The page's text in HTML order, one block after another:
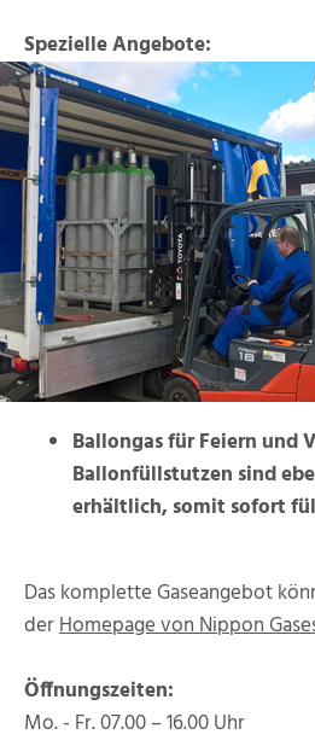
Spezielle Angebote:
Ballongas für Feiern und
Ballonfüllstutzen sind
erhältlich, somit sofort
Das komplette Gaseangebot
derHomepage von Nippon
Öffnungszeiten:
Mo. - Fr. 07.00 – 16.00 Uhr